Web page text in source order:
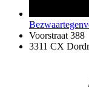
Voorstraat 388
3311 CX